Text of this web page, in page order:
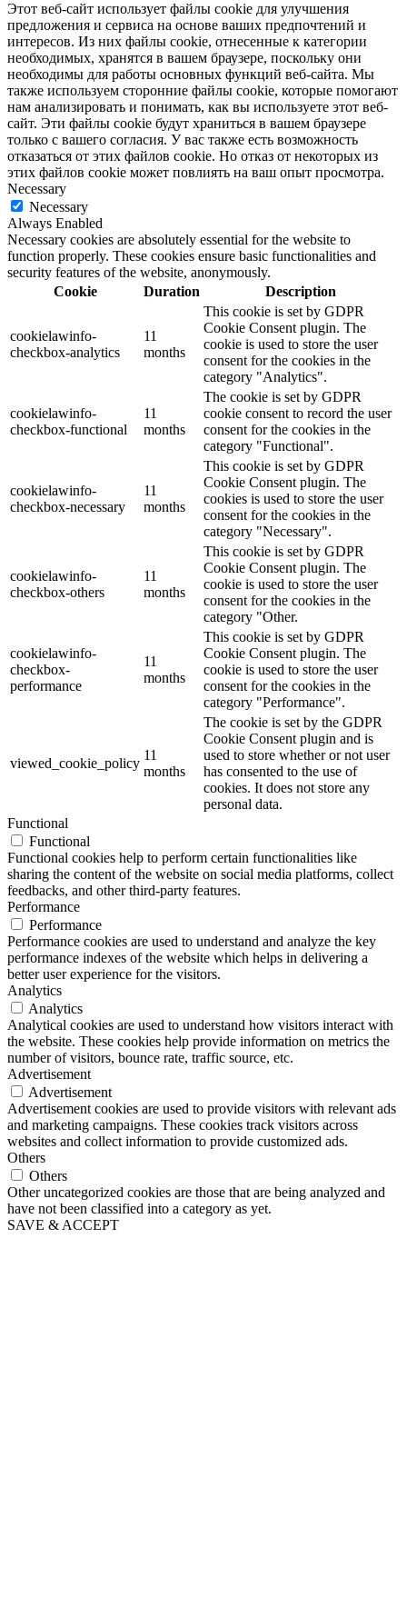
Этот веб-сайт использует файлы cookie для улучшения
предложения и сервиса на основе ваших предпочтений и
интересов. Из них файлы cookie, отнесенные к категории
необходимых, хранятся в вашем браузере, поскольку они
необходимы для работы основных функций веб-сайта. Мы
также используем сторонние файлы cookie, которые помогают
нам анализировать и понимать, как вы используете этот веб-
сайт. Эти файлы cookie будут храниться в вашем браузере
только с вашего согласия. У вас также есть возможность
отказаться от этих файлов cookie. Но отказ от некоторых из
этих файлов cookie может повлиять на ваш опыт просмотра.
Necessary
Necessary
Always Enabled
Necessary cookies are absolutely essential for the website to
function properly. These cookies ensure basic functionalities and
security features of the website, anonymously.
Cookie
Duration Description
cookielawinfo-
checkbox-analytics
11
months
This cookie is set by GDPR
Cookie Consent plugin. The
cookie is used to store the user
consent for the cookies in the
category "Analytics".
cookielawinfo-
checkbox-functional
11
months
The cookie is set by GDPR
cookie consent to record the user
consent for the cookies in the
category "Functional".
cookielawinfo-
checkbox-necessary
11
months
This cookie is set by GDPR
Cookie Consent plugin. The
cookies is used to store the user
consent for the cookies in the
category "Necessary".
cookielawinfo-
checkbox-others
11
months
This cookie is set by GDPR
Cookie Consent plugin. The
cookie is used to store the user
consent for the cookies in the
category "Other.
cookielawinfo-
checkbox-
performance
11
months
This cookie is set by GDPR
Cookie Consent plugin. The
cookie is used to store the user
consent for the cookies in the
category "Performance".
viewed_cookie_policy
11
months
The cookie is set by the GDPR
Cookie Consent plugin and is
used to store whether or not user
has consented to the use of
cookies. It does not store any
personal data.
Functional
Functional
Functional cookies help to perform certain functionalities like
sharing the content of the website on social media platforms, collect
feedbacks, and other third-party features.
Performance
Performance
Performance cookies are used to understand and analyze the key
performance indexes of the website which helps in delivering a
better user experience for the visitors.
Analytics
Analytics
Analytical cookies are used to understand how visitors interact with
the website. These cookies help provide information on metrics the
number of visitors, bounce rate, traffic source, etc.
Advertisement
Advertisement
Advertisement cookies are used to provide visitors with relevant ads
and marketing campaigns. These cookies track visitors across
websites and collect information to provide customized ads.
Others
Others
Other uncategorized cookies are those that are being analyzed and
have not been classified into a category as yet.
SAVE & ACCEPT